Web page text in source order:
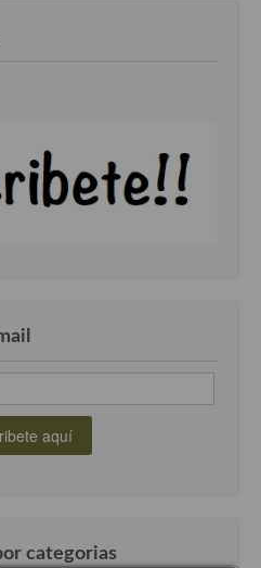
emparedados, tostas y
categorias